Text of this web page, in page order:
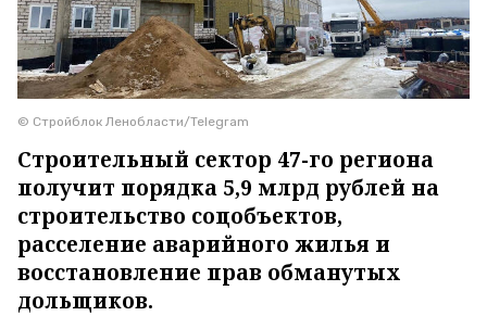
© Стройблок Ленобласти/Telegram
Строительный сектор 47-го региона
получит порядка 5,9 млрд рублей на
строительство соцобъектов,
расселение аварийного жилья и
восстановление прав обманутых
дольщиков.